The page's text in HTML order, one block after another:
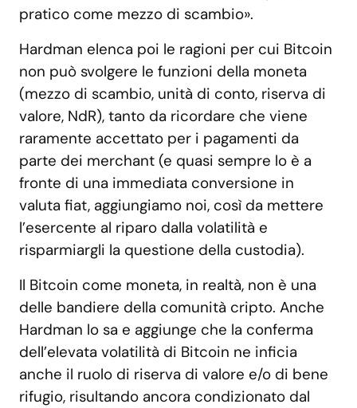
pratico come mezzo di scambio».
Hardman elenca poi le ragioni per cui Bitcoin
non può svolgere le funzioni della moneta
(mezzo di scambio, unità di conto, riserva di
valore, NdR), tanto da ricordare che viene
raramente accettato per i pagamenti da
parte dei merchant (e quasi sempre lo è a
fronte di una immediata conversione in
valuta fiat, aggiungiamo noi, così da mettere
l’esercente al riparo dalla volatilità e
risparmiargli la questione della custodia).
Il Bitcoin come moneta, in realtà, non è una
delle bandiere della comunità cripto. Anche
Hardman lo sa e aggiunge che la conferma
dell’elevata volatilità di Bitcoin ne inficia
anche il ruolo di riserva di valore e/o di bene
rifugio, risultando ancora condizionato dal